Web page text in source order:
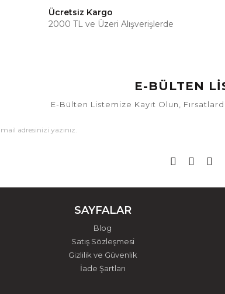
Ücretsiz Kargo
2000 TL ve Üzeri Alışverişlerde
E-BÜLTEN
E-Bülten Listemize Kayıt Olun,
SAYFALAR
Blog
Satış Sözleşmesi
Gizlilik ve Güvenlik
İade Şartları